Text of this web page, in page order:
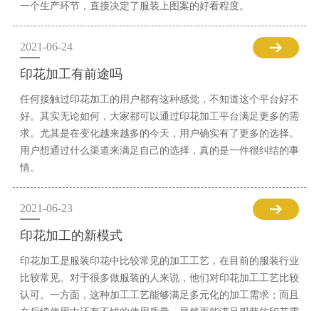
一个生产环节，直接决定了服装上图案的好看程度。
2021-06-24
印花加工有前途吗
任何接触过印花加工的用户都有这种感觉，不知道这个平台好不
好。其实无论如何，大家都可以通过印花加工平台满足更多的需
求。尤其是在变化越来越多的今天，用户确实有了更多的选择。
用户想通过什么渠道来满足自己的选择，真的是一件很纠结的事
情。
2021-06-23
印花加工的新模式
印花加工是服装印花中比较常见的加工工艺，在目前的服装行业
比较常见。对于很多做服装的人来说，他们对印花加工工艺比较
认可。一方面，这种加工工艺能够满足多元化的加工需求；而且